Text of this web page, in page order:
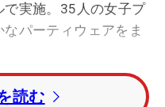
実施。35人の女子プ
パーティウェアをま
Vポイント」とスポ
読む